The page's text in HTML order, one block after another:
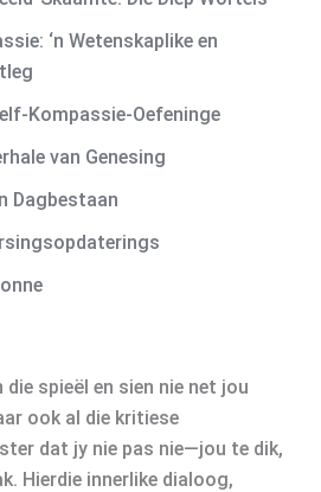
‘n Wetenskaplike en
Kompassie‑Oefeninge
van Genesing
Dagbestaan
spieël en sien nie net jou
ook al die kritiese
dat jy nie pas nie—jou te dik,
Hierdie innerlike dialoog,